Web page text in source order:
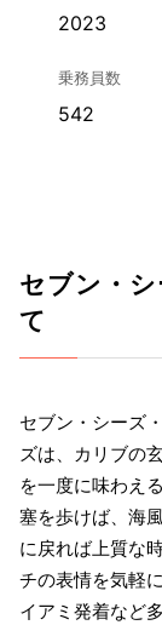
2023
乗務員数
542
セブン・
て
セブン・シーズ
ズは、カリブの
を一度に味わえ
塞を歩けば、海
に戻れば上質な
チの表情を気軽
イアミ発着など